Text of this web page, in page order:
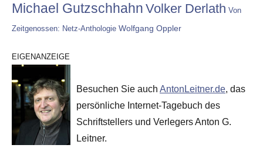
Michael Gutzschhahn Volker Derlath Von
Zeitgenossen: Netz-Anthologie Wolfgang Oppler
EIGENANZEIGE
Besuchen Sie auch AntonLeitner.de, das
persönliche Internet-Tagebuch des
Schriftstellers und Verlegers Anton G.
Leitner.